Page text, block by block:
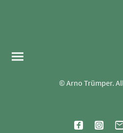
© Arno Trümper.